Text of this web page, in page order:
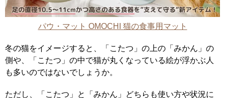
パウ・マット OMOCHI 猫の食事用マット
冬の猫をイメージすると、「こたつ」の上の「みかん」の
側や、「こたつ」の中で猫が丸くなっている絵が浮かぶ人
も多いのではないでしょうか。
ただし、「こたつ」と「みかん」どちらも使い方や状況に